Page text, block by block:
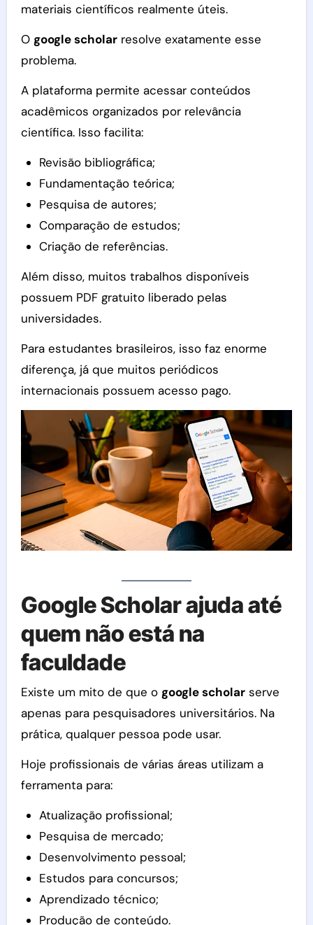
materiais científicos realmente úteis.
O google scholarresolve exatamente esse
problema.
A plataforma permite acessar conteúdos
acadêmicos organizados por relevância
científica. Isso facilita:
Revisão bibliográfica;
Fundamentação teórica;
Pesquisa de autores;
Comparação de estudos;
Criação de referências.
Além disso, muitos trabalhos disponíveis
possuem PDF gratuito liberado pelas
universidades.
Para estudantes brasileiros, isso faz enorme
diferença, já que muitos periódicos
internacionais possuem acesso pago.
Google Scholar ajuda até
quem não está na
faculdade
Existe um mito de que o google scholarserve
apenas para pesquisadores universitários. Na
prática, qualquer pessoa pode usar.
Hoje profissionais de várias áreas utilizam a
ferramenta para:
Atualização profissional;
Pesquisa de mercado;
Desenvolvimento pessoal;
Estudos para concursos;
Aprendizado técnico;
Produção de conteúdo.